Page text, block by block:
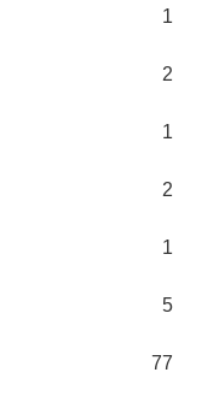
1
2
1
2
1
5
77